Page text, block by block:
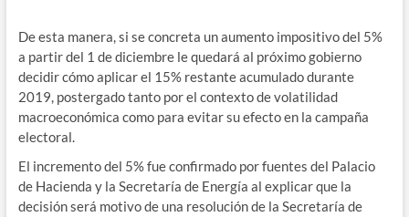
De esta manera, si se concreta un aumento impositivo del 5%
a partir del 1 de diciembre le quedará al próximo gobierno
decidir cómo aplicar el 15% restante acumulado durante
2019, postergado tanto por el contexto de volatilidad
macroeconómica como para evitar su efecto en la campaña
electoral.
El incremento del 5% fue confirmado por fuentes del Palacio
de Hacienda y la Secretaría de Energía al explicar que la
decisión será motivo de una resolución de la Secretaría de